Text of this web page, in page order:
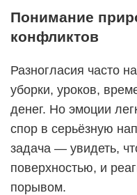
Понимание
конфликтов
Разногласия часто
уборки, уроков,
денег. Но эмоции
спор в серьёзную
задача — увидеть,
поверхностью, и
порывом.